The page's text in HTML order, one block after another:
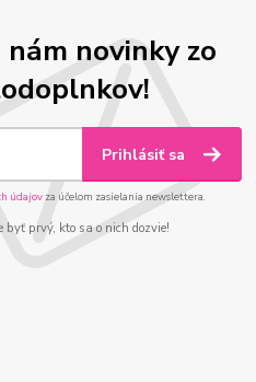
novinky zo
Prihlásiť sa
údajov za účelom zasielania newslettera.
prvý, kto sa o nich dozvie!